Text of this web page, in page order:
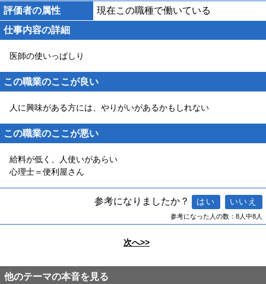
評価者の属性
現在この職種で働いている
仕事内容の詳細
医師の使いっぱしり
この職業のここが良い
人に興味がある方には、やりがいがあるかもしれない
この職業のここが悪い
給料が低く、人使いがあらい
心理士＝便利屋さん
参考になりましたか？
参考になった人の数：8人中8人
次へ>>
他のテーマの本音を見る